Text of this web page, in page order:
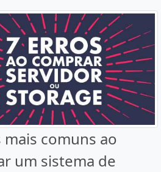
comuns ao
um sistema de